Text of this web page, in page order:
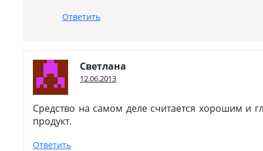
Ответить
Светлана
12.06.2013
Средство на самом деле считается хорошим и
продукт.
Ответить